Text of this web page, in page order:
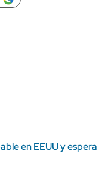
en EEUU y espera